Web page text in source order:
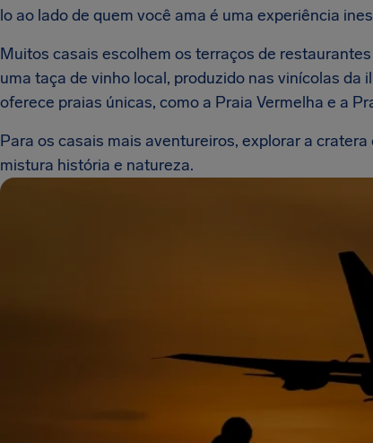
lo ao lado de quem você ama é uma experiência
Muitos casais escolhem os terraços de
uma taça de vinho local, produzido nas vinícolas da
oferece praias únicas, como a Praia Vermelha e a
Para os casais mais aventureiros, explorar a
mistura história e natureza.